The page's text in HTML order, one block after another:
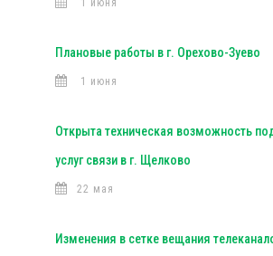
1 июня
Плановые работы в г. Орехово-Зуево
1 июня
Открыта техническая возможность
услуг связи в г. Щелково
22 мая
Изменения в сетке вещания